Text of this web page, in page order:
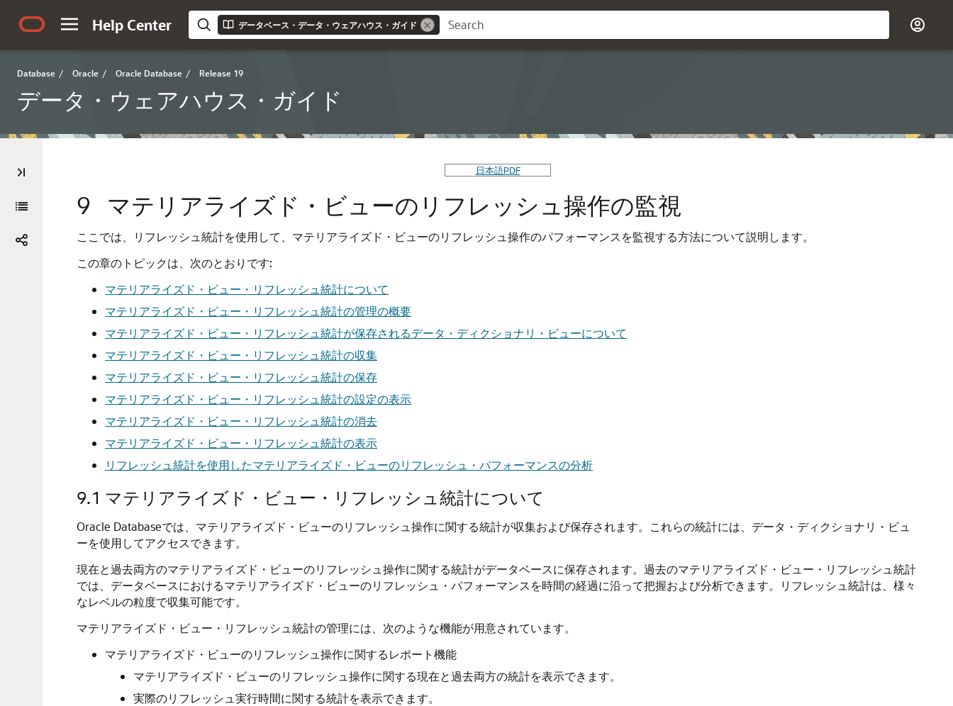
Help Center データベース・データ・ウェアハウス・ガイド
Database / Oracle / Oracle Database / Release 19
データ・ウェアハウス・ガイド
日本語PDF
9 マテリアライズド・ビューのリフレッシュ操作の監視
ここでは、リフレッシュ統計を使用して、マテリアライズド・ビューのリフレッシュ操作のパフォーマンスを監視する方法について説明します。
この章のトピックは、次のとおりです:
マテリアライズド・ビュー・リフレッシュ統計について
マテリアライズド・ビュー・リフレッシュ統計の管理の概要
マテリアライズド・ビュー・リフレッシュ統計が保存されるデータ・ディクショナリ・ビューについて
マテリアライズド・ビュー・リフレッシュ統計の収集
マテリアライズド・ビュー・リフレッシュ統計の保存
マテリアライズド・ビュー・リフレッシュ統計の設定の表示
マテリアライズド・ビュー・リフレッシュ統計の消去
マテリアライズド・ビュー・リフレッシュ統計の表示
リフレッシュ統計を使用したマテリアライズド・ビューのリフレッシュ・パフォーマンスの分析
9.1 マテリアライズド・ビュー・リフレッシュ統計について
Oracle Databaseでは、マテリアライズド・ビューのリフレッシュ操作に関する統計が収集および保存されます。これらの統計には、データ・ディクショナリ・ビュ
ーを使用してアクセスできます。
現在と過去両方のマテリアライズド・ビューのリフレッシュ操作に関する統計がデータベースに保存されます。過去のマテリアライズド・ビュー・リフレッシュ統計
では、データベースにおけるマテリアライズド・ビューのリフレッシュ・パフォーマンスを時間の経過に沿って把握および分析できます。リフレッシュ統計は、様々
なレベルの粒度で収集可能です。
マテリアライズド・ビュー・リフレッシュ統計の管理には、次のような機能が用意されています。
マテリアライズド・ビューのリフレッシュ操作に関するレポート機能
マテリアライズド・ビューのリフレッシュ操作に関する現在と過去両方の統計を表示できます。
実際のリフレッシュ実行時間に関する統計を表示できます。